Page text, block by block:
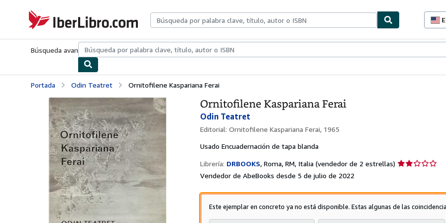
IberLibro.com
Búsqueda avanzadaColecciones Libros antiguosArte y coleccionismo
Portada Odin Teatret Ornitofilene Kaspariana Ferai
Ornitofilene Kaspariana Ferai
Odin Teatret
Editorial: Ornitofilene Kaspariana Ferai, 1965
Usado Encuadernación de tapa blanda
Librería: DRBOOKS, Roma, RM, Italia (vendedor de 2 estrellas) Calificación
2
de
Vendedor de AbeBooks desde 5 de julio de 2022
Este ejemplar en concreto ya no está disponible. Estas algunas de las